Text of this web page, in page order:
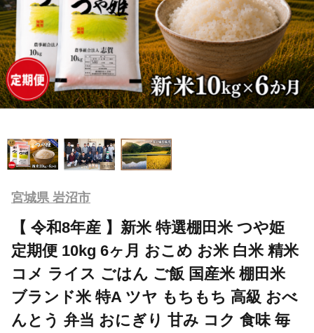
宮城県 岩沼市
【 令和8年産 】新米 特選棚田米 つや姫
定期便 10kg 6ヶ月 おこめ お米 白米 精米
コメ ライス ごはん ご飯 国産米 棚田米
ブランド米 特A ツヤ もちもち 高級 おべ
んとう 弁当 おにぎり 甘み コク 食味 毎